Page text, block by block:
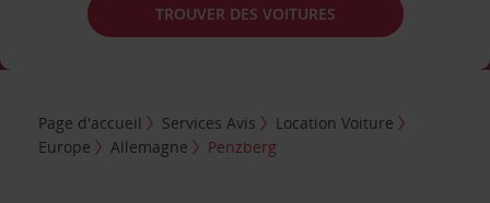
TROUVER DES VOITURES
Page d'accueil Services Avis
Location Voiture
Europe
Allemagne Penzberg